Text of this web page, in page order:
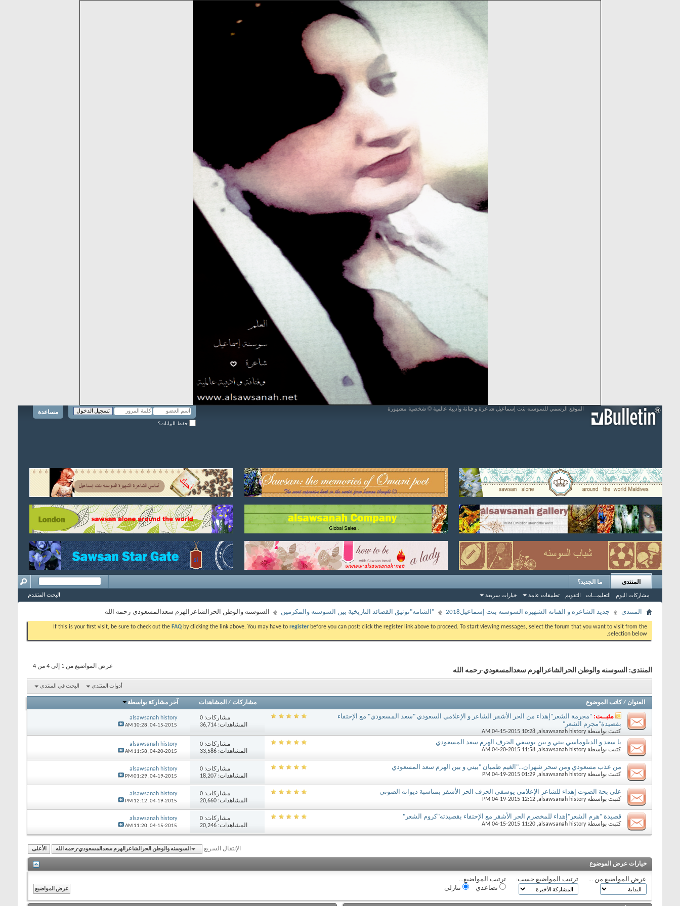
مساعدة
حفظ البيانات؟
الموقع الرسمي للسوسنه بنت إسماعيل شاعرة و فنانة وأديبة عالمية © شخصية مشهورة
المنتدى
مشاركات اليوم التعليمـــات التقويم تطبيقات عامة خيارات سريعة
ما الجديد؟
البحث المتقدم
المنتدى جديد الشاعره و الفنانه الشهيره السوسنه بنت إسماعيل2018 "الشامه"توثيق القصائد التاريخية بين السوسنه والمكرمين السوسنه والوطن الحرالشاعرالهرم سعدالمسعودي-رحمه الله
If this is your first visit, be sure to check out the FAQ by clicking the link above. You may have to register before you can post: click the register link above to proceed. To start viewing messages, select the forum that you want to visit from the
selection below.
عرض المواضيع من 1 إلى 4 من 4
المنتدى: السوسنه والوطن الحرالشاعرالهرم سعدالمسعودي-رحمه الله
أدوات المنتدى البحث في المنتدى
العنوان / كاتب الموضوع مشاركات / المشاهدات آخر مشاركة بواسطة
مثبــت: "مجرمة الشعر"إهداء من الحر الأشقر الشاعر و الإعلامي السعودي "سعد المسعودي" مع الإحتفاء
بقصيدة"مجرم الشعر"
كتبت بواسطةalsawsanah history
‏, 04-15-2015 10:28 AM
مشاركات:0
المشاهدات: 36,714
alsawsanah history
04-15-2015,
10:28 AM
يا سعد و الدبلوماسي بيني و بين يوسفي الحرف الهرم سعد المسعودي
كتبت بواسطةalsawsanah history
‏, 04-20-2015 11:58 AM
مشاركات:0
المشاهدات: 33,586
alsawsanah history
04-20-2015,
11:58 AM
من عذب مسعودي ومن سحر شهران..."الغيم ظميان "بيني و بين الهرم سعد المسعودي
كتبت بواسطةalsawsanah history
‏, 04-19-2015 01:29 PM
مشاركات:0
المشاهدات: 18,207
alsawsanah history
04-19-2015,
01:29 PM
على بحة الصوت إهداء للشاعر الإعلامي يوسفي الحرف الحر الأشقر بمناسبة ديوانه الصوتي
كتبت بواسطةalsawsanah history
‏, 04-19-2015 12:12 PM
مشاركات:0
المشاهدات: 20,660
alsawsanah history
04-19-2015,
12:12 PM
قصيدة "هرم الشعر"إهداء للمخضرم الحر الأشقر مع الإحتفاء بقصيدته"كروم الشعر"
كتبت بواسطةalsawsanah history
‏, 04-15-2015 11:20 AM
مشاركات:0
المشاهدات: 20,246
alsawsanah history
04-15-2015,
11:20 AM
الإنتقال السريع السوسنه والوطن الحرالشاعرالهرم سعدالمسعودي-رحمه الله الأعلى
خيارات عرض الموضوع
عرض المواضيع من ... ترتيب المواضيع حسب:
ترتيب المواضيع...
تصاعدي
تنازلي